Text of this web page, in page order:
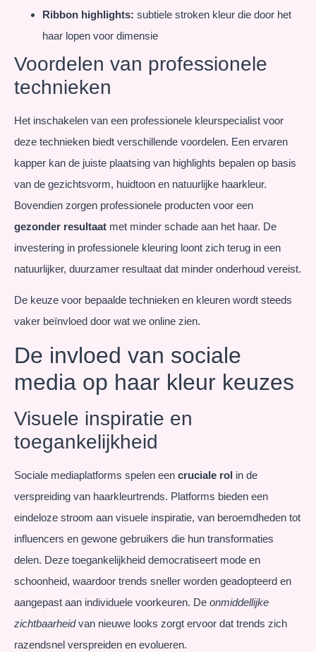
Ribbon highlights: subtiele stroken kleur die door het
haar lopen voor dimensie
Voordelen van professionele
technieken
Het inschakelen van een professionele kleurspecialist voor
deze technieken biedt verschillende voordelen. Een ervaren
kapper kan de juiste plaatsing van highlights bepalen op basis
van de gezichtsvorm, huidtoon en natuurlijke haarkleur.
Bovendien zorgen professionele producten voor een
gezonder resultaat met minder schade aan het haar. De
investering in professionele kleuring loont zich terug in een
natuurlijker, duurzamer resultaat dat minder onderhoud vereist.
De keuze voor bepaalde technieken en kleuren wordt steeds
vaker beïnvloed door wat we online zien.
De invloed van sociale
media op haar kleur keuzes
Visuele inspiratie en
toegankelijkheid
Sociale mediaplatforms spelen een cruciale rol in de
verspreiding van haarkleurtrends. Platforms bieden een
eindeloze stroom aan visuele inspiratie, van beroemdheden tot
influencers en gewone gebruikers die hun transformaties
delen. Deze toegankelijkheid democratiseert mode en
schoonheid, waardoor trends sneller worden geadopteerd en
aangepast aan individuele voorkeuren. De onmiddellijke
zichtbaarheidvan nieuwe looks zorgt ervoor dat trends zich
razendsnel verspreiden en evolueren.